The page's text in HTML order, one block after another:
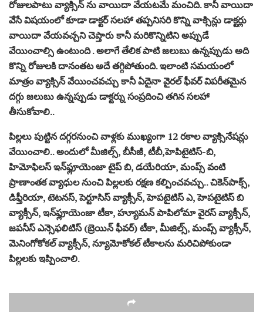
రోజులపాటు వ్యాక్సిన్ ను వాయిదా వేయటమే మంచిది. కానీ వాయిదా
వేసే విషయంలో కూడా డాక్టర్ సలహా తప్పనిసరి కొన్ని వాక్సిన్లు డాక్టర్లు
వాయిదా వేయవచ్చని చెప్తారు కానీ మరికొన్నిటిని అప్పుడే
వేయించాల్సి ఉంటుంది . అలాగే తేలిక పాటి జలుబు ఉన్నప్పుడు అది
కొన్ని రోజులకి దానంతట అదే తగ్గిపోతుంది. ఇలాంటి సమయంలో
మాత్రం వ్యాక్సిన్ వేయించవచ్చు కానీ ఏదైనా వైరల్ ఫీవర్ విపరీతమైన
దగ్గు జలుబు ఉన్నప్పుడు డాక్టర్ను సంప్రదించి తగిన సలహా
తీసుకోవాలి..
పిల్లలు పుట్టిన దగ్గరనుంచి వాళ్లకు ముఖ్యంగా 12 రకాల వ్యాక్సినేషన్లు
వేయించాలి.. అందులో మీజిల్స్, బీసీజీ, టీబీ,హెపిటైటిస్-బి,
హిమోఫిలస్ ఇన్‌ఫ్లూయెంజా టైప్ బి, డయేరియా, మంప్స్ వంటి
ప్రాణాంతక వ్యాధుల నుంచి పిల్లలకు రక్షణ కల్పించవచ్చు.. చికెన్‌పాక్స్,
డిఫ్తీరియా, టెటనస్, పెర్టూసిస్ వ్యాక్సీన్, హెపటైటిస్ ఎ, హెపటైటిస్ బి
వ్యాక్సీన్, ఇన్‌ఫ్లూయెంజా టీకా, హ్యూమన్ పాపిలోమా వైరస్ వ్యాక్సీన్,
జపనీస్ ఎన్సెఫలిటిస్ (బ్రెయిన్ ఫీవర్) టీకా, మీజిల్స్, మంప్స్ వ్యాక్సీన్,
మెనింగోకోకల్ వ్యాక్సీన్, న్యూమోకోకల్ టీకాలను మరిచిపోకుండా
పిల్లలకు ఇప్పించాలి.